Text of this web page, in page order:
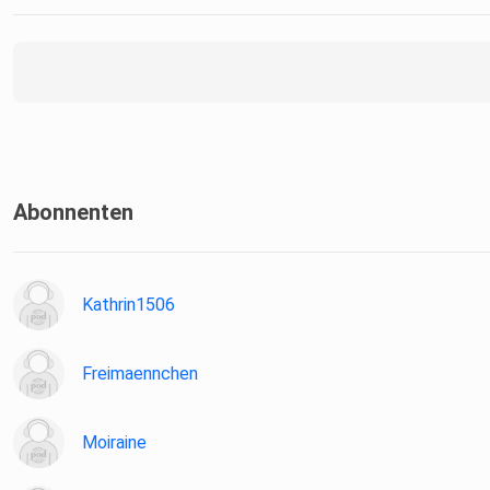
Abonnenten
Kathrin1506
Freimaennchen
Moiraine